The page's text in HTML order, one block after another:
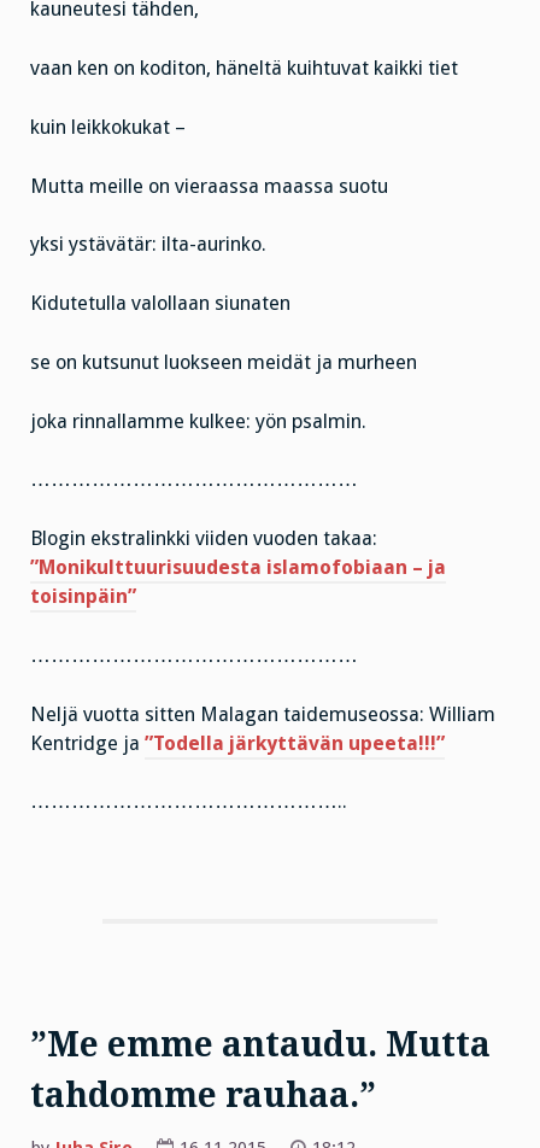
kauneutesi tähden,
vaan ken on koditon, häneltä kuihtuvat kaikki tiet
kuin leikkokukat –
Mutta meille on vieraassa maassa suotu
yksi ystävätär: ilta-aurinko.
Kidutetulla valollaan siunaten
se on kutsunut luokseen meidät ja murheen
joka rinnallamme kulkee: yön psalmin.
…………………………………………
Blogin ekstralinkki viiden vuoden takaa:
”Monikulttuurisuudesta islamofobiaan – ja
toisinpäin”
…………………………………………
Neljä vuotta sitten Malagan taidemuseossa: William
Kentridge ja ”Todella järkyttävän upeeta!!!”
………………………………………..
”Me emme antaudu. Mutta
tahdomme rauhaa.”